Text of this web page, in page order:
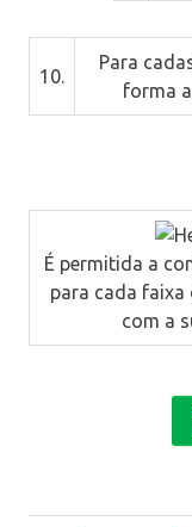
10.
Para
forma
É permitida a
para cada
com a